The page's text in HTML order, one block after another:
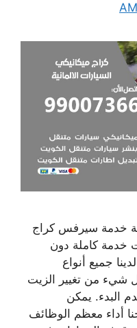
خدمة سيرفس كراج
خدمة كاملة دون
جميع أنواع
شيء من تغيير الزيت
البدء. يمكن
أداء معظم الوظائف